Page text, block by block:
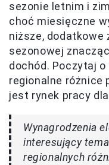
sezonie letnim i
choć miesięczne
niższe, dodatkowe
sezonowej
dochód. Poczytaj o
regionalne różnice
jest rynek pracy
Wynagrodzenia
interesujący
regionalnych